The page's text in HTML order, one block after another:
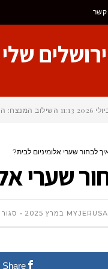
קשר
שלי
11:13 השילוב המנצח:
לבחור שערי אלומיניום לבית?
שערי
Share